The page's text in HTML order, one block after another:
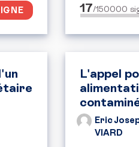
17/150000
L'appel
Eric
VIARD